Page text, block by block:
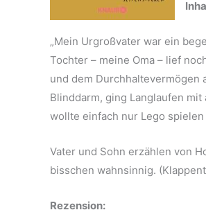
„Mein Urgroßvater war ein
Tochter – meine Oma – lief
und dem Durchhaltevermögen
Blinddarm, ging Langlaufen
wollte einfach nur Lego spielen
Vater und Sohn erzählen von
bisschen wahnsinnig.
Rezension: